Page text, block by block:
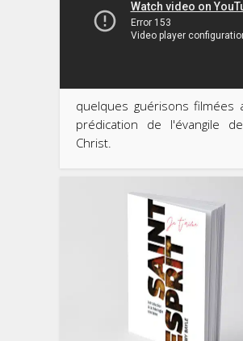
quelques guérisons filmées
prédication de l'évangile
Christ.